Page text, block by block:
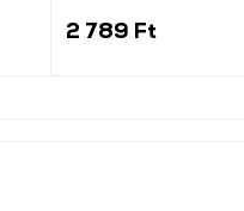
2 789 Ft